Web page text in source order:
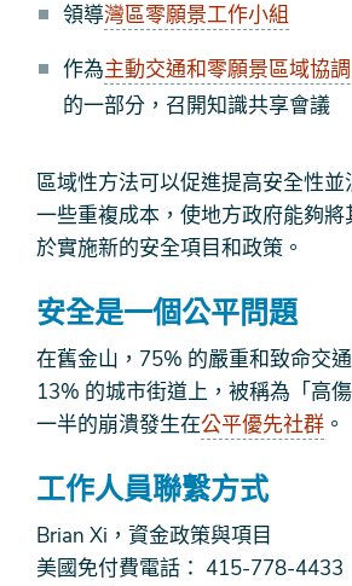
領導灣區零願景工作小組
作為主動交通和零願景區域協調
的一部分，召開知識共享會議
區域性方法可以促進提高安全性
一些重複成本，使地方政府能夠將
於實施新的安全項目和政策。
安全是一個公平問題
在舊金山，75% 的嚴重和致命交
13% 的城市街道上，被稱為「高
一半的崩潰發生在公平優先社群 。
工作人員聯繫方式
Brian Xi，資金政策與項目
美國免付費電話： 415-778-4433